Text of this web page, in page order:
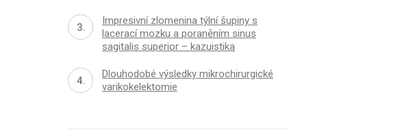
Impresivní zlomenina týlní šupiny s
lacerací mozku a poraněním sinus
sagitalis superior – kazuistika
Dlouhodobé výsledky mikrochirurgické
varikokelektomie